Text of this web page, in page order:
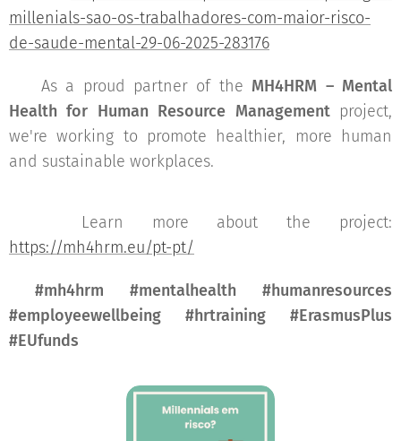
millenials-sao-os-trabalhadores-com-maior-risco-
de-saude-mental-29-06-2025-283176
📢 As a proud partner of the MH4HRM – Mental
Health for Human Resource Managementproject,
we're working to promote healthier, more human
and sustainable workplaces.
🔗 Learn more about the project:
https://mh4hrm.eu/pt-pt/
#mh4hrm #mentalhealth #humanresources
#employeewellbeing #hrtraining #ErasmusPlus
#EUfunds